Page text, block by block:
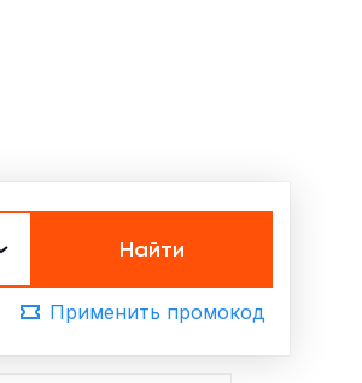
Найти
Применить промокод